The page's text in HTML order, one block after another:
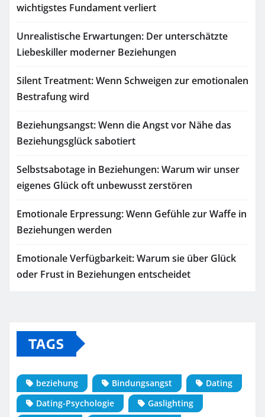
wichtigstes Fundament verliert
Unrealistische Erwartungen: Der unterschätzte
Liebeskiller moderner Beziehungen
Silent Treatment: Wenn Schweigen zur emotionalen
Bestrafung wird
Beziehungsangst: Wenn die Angst vor Nähe das
Beziehungsglück sabotiert
Selbstsabotage in Beziehungen: Warum wir unser
eigenes Glück oft unbewusst zerstören
Emotionale Erpressung: Wenn Gefühle zur Waffe in
Beziehungen werden
Emotionale Verfügbarkeit: Warum sie über Glück
oder Frust in Beziehungen entscheidet
TAGS
beziehung Bindungsangst
Dating
Dating-Psychologie
Gaslighting